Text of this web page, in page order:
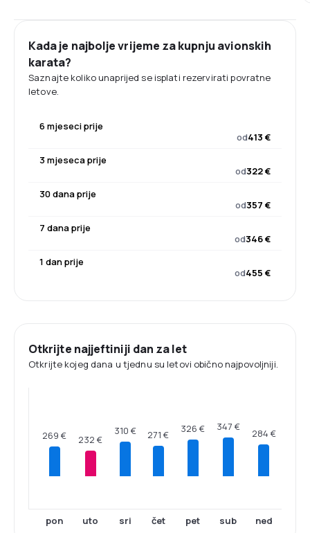
Kada je najbolje vrijeme za kupnju avionskih
karata?
Saznajte koliko unaprijed se isplati rezervirati povratne
letove.
6 mjeseci prije
od413 €
3 mjeseca prije
od322 €
30 dana prije
od357 €
7 dana prije
od346 €
1 dan prije
od455 €
Otkrijte najjeftiniji dan za let
Otkrijte kojeg dana u tjednu su letovi obično najpovoljniji.
269 €
pon
232 €
uto
310 €
sri
271 €
čet
326 €
pet
347 €
sub
284 €
ned